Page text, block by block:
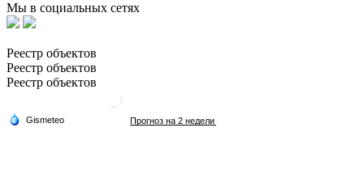
Мы в социальных сетях
Реестр объектов
Реестр объектов
Реестр объектов